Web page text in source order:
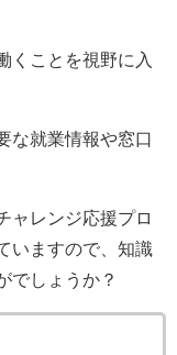
くことを視野に入
な就業情報や窓口
ャレンジ応援プロ
いますので、知識
でしょうか？